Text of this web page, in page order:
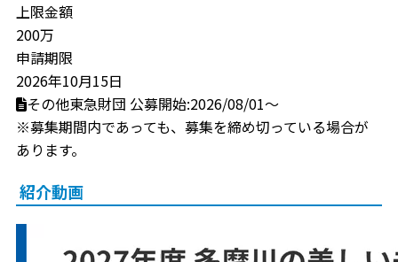
上限金額
200万
申請期限
2026年10月15日
その他東急財団 公募開始:2026/08/01～
※募集期間内であっても、募集を締め切っている場合が
あります。
紹介動画